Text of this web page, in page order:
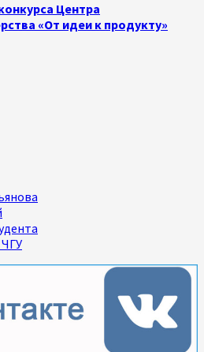
Центра
«От идеи к продукту»